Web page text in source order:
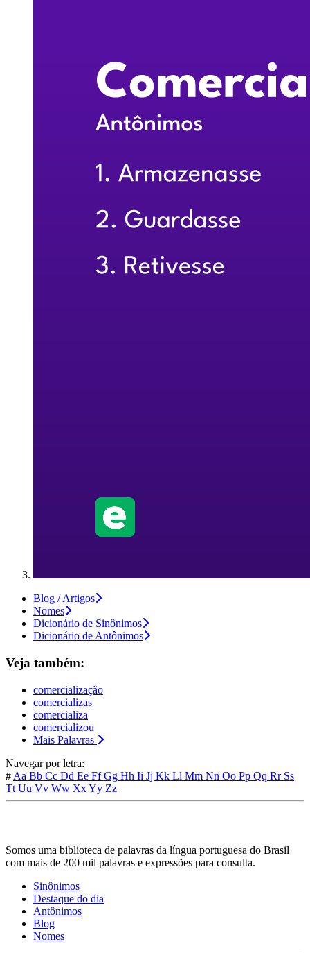
Blog / Artigos
Nomes
Dicionário de Sinônimos
Dicionário de Antônimos
Veja também:
comercialização
comercializas
comercializa
comercializou
Mais Palavras
Navegar por letra:
# Aa Bb Cc Dd Ee FfGg Hh Ii Jj Kk Ll Mm Nn Oo Pp Qq Rr Ss
Tt Uu Vv Ww XxYy Zz
Somos uma biblioteca de palavras da língua portuguesa do Brasil
com mais de 200 mil palavras e expressões para consulta.
Sinônimos
Destaque do dia
Antônimos
Blog
Nomes